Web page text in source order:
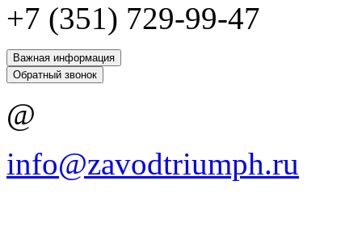
+7 (351) 729-99-47
Важная информация
Обратный звонок
@
info@zavodtriumph.ru